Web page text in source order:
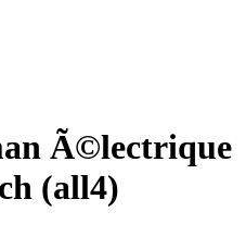
Ã©lectrique
(all4)